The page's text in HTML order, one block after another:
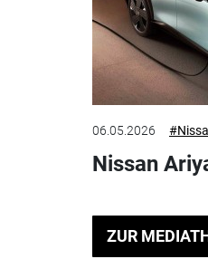
06.05.2026
Nissan
ZUR